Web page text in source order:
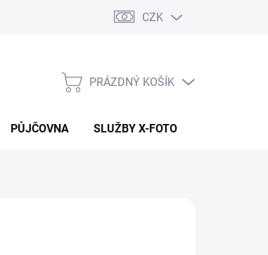
CZK
NÁKUPNÍ
PRÁZDNÝ KOŠÍK
PŮJČOVNA SLUŽBY X-FOTO